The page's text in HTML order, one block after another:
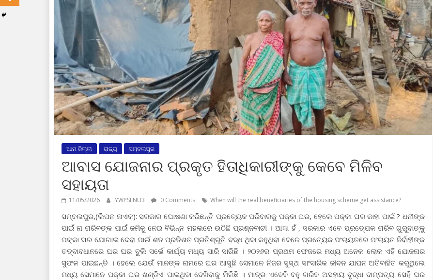
ଆମ ଜିଲ୍ଲା ରାଜ୍ୟ ସମ୍ବଲପୁର
ଆବାସ ଯୋଜନାର ପ୍ରକୃତ ହିତାଧିକାରୀଙ୍କୁ କେବେ ମିଳିବ
ସହାୟତା
11/05/2026 YWPSENU3 0 Comments When will the real beneficiaries of the housing scheme get assistance?
ସମ୍ବଲପୁର,(ଲିପନ ନାଏକ): ସରକାର ଘୋଷଣା କରିଛନ୍ତି ପ୍ରତ୍ୟେକ ପରିବାରକୁ ପକ୍କା ଘର, ହେଲେ ପକ୍କା ଘର କାହା ପାଇଁ ? ଧନୀଙ୍କ
ପାଇଁ ନା ଗରିବଙ୍କ ପାଇଁ ଜମିକୁ ନେଇ ବିଭିନ୍ନ ମହଲରେ ଉଠିଛି ପ୍ରଶ୍ନବାଚୀ । ଆଜ୍ଞା ହଁ , ସରକାର ଏବେ ପ୍ରତ୍ଯେକ ଗରିବ ଗୁରୁବାଙ୍କୁ
ପକ୍କା ଘର ଯୋଗାଇ ଦେବା ପାଇଁ ଶତ ପ୍ରତିଶତ ପ୍ରତିଶ୍ରୁତି ବଦ୍ଧ ଥିବା କହୁଥିବା ବେଳେ ପ୍ରତ୍ୟେକ ପଂଚାୟତରେ ପଂଚାୟତ ନିର୍ବାହୀଙ୍କ
ତତ୍ବାବଧାନରେ ଘର ଘର ବୁଲି ସର୍ଭେ କାର୍ଯ୍ୟ ମଧ୍ୟ ସାରି ସାରିଛି । ୨୦୨୬ର ପ୍ରଥମ ଫେଜରେ ମଧ୍ୟ ଅନେକ ଲୋକ ଏହି ଯୋଜନାର
ସୁଫଳ ପାଇଛନ୍ତି । ହେଲେ ଯେଉଁ ମାନଙ୍କ ନାମରେ ଘର ଆସୁଛି ସେମାନେ ନିଜର ସୁସ୍ଥ ସାଂସାରିକ ଜୀବନ ଯାପନ ଅତିବାହିତ କରୁଥିଲେ
ମଧ୍ୟ ସେମାନେ ପକ୍କା ଘର ଖଣ୍ଡିଏ ପାଇଥିବା ଦେଖିବାକୁ ମିଳିଛି । ମାତ୍ର ଏବେବି ବହୁ ଗରିବ ଅସହାୟ ବୃଦ୍ଧା ଦାମ୍ପତ୍ୟ ସେହି ଘର